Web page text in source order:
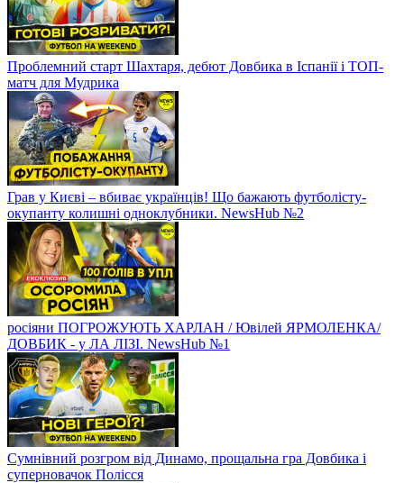
Проблемний старт Шахтаря, дебют Довбика в Іспанії і ТОП-
матч для Мудрика
Грав у Києві – вбиває українців! Що бажають футболісту-
окупанту колишні одноклубники. NewsHub №2
росіяни ПОГРОЖУЮТЬ ХАРЛАН / Ювілей ЯРМОЛЕНКА/
ДОВБИК - у ЛА ЛІЗІ. NewsHub №1
Сумнівний розгром від Динамо, прощальна гра Довбика і
суперновачок Полісся